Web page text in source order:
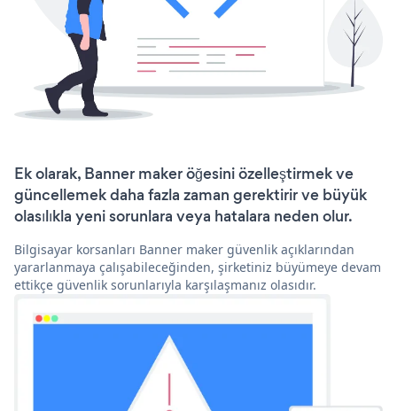
Ek olarak, Banner maker öğesini özelleştirmek ve
güncellemek daha fazla zaman gerektirir ve büyük
olasılıkla yeni sorunlara veya hatalara neden olur.
Bilgisayar korsanları Banner maker güvenlik açıklarından
yararlanmaya çalışabileceğinden, şirketiniz büyümeye devam
ettikçe güvenlik sorunlarıyla karşılaşmanız olasıdır.